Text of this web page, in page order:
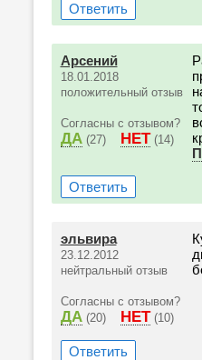
Ответить
Арсений
18.01.2018
положительный отзыв
Согласны с отзывом?
ДА (27) НЕТ (14)
Ответить
эльвира
23.12.2012
нейтральный отзыв
Согласны с отзывом?
ДА (20) НЕТ (10)
Ответить